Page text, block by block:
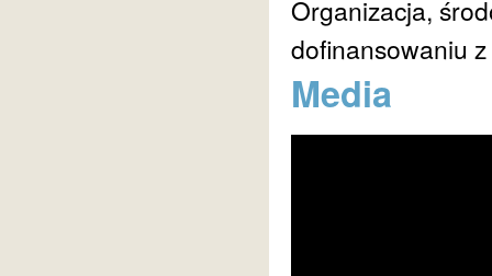
Organizacja,
dofinansowaniu
Media